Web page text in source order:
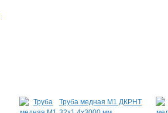
Труба медная М1 ДКРНТ